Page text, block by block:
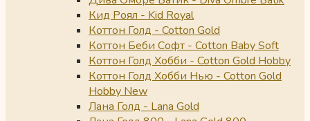
Кид Роял - Kid Royal
Коттон Голд - Cotton Gold
Коттон Беби Софт - Cotton Baby Soft
Коттон Голд Хобби - Cotton Gold Hobby
Коттон Голд Хобби Нью - Cotton Gold
Hobby New
Лана Голд - Lana Gold